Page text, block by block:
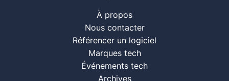
À propos
Nous contacter
Référencer un logiciel
Marques tech
Événements tech
Archives